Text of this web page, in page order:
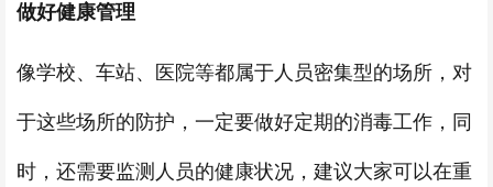
做好健康管理
像学校、车站、医院等都属于人员密集型的场所，对
于这些场所的防护，一定要做好定期的消毒工作，同
时，还需要监测人员的健康状况，建议大家可以在重